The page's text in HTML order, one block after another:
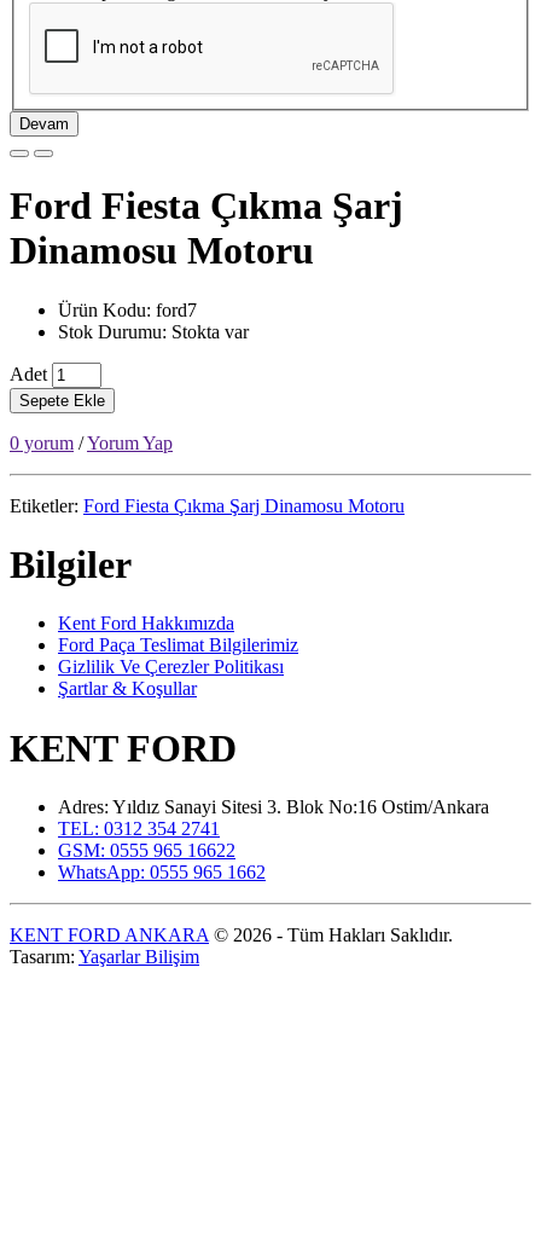
Devam
Ford Fiesta Çıkma Şarj
Dinamosu Motoru
Ürün Kodu: ford7
Stok Durumu: Stokta var
Adet
Sepete Ekle
0 yorum /Yorum Yap
Etiketler: Ford Fiesta Çıkma Şarj Dinamosu Motoru
Bilgiler
Kent Ford Hakkımızda
Ford Paça Teslimat Bilgilerimiz
Gizlilik Ve Çerezler Politikası
Şartlar & Koşullar
KENT FORD
Adres: Yıldız Sanayi Sitesi 3. Blok No:16 Ostim/Ankara
TEL: 0312 354 2741
GSM: 0555 965 16622
WhatsApp: 0555 965 1662
KENT FORD ANKARA © 2026 - Tüm Hakları Saklıdır.
Tasarım: Yaşarlar Bilişim